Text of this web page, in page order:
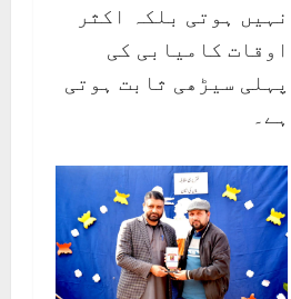
نہیں ہوتی بلکہ اکثر
اوقات کامیابی کی
پہلی سیڑھی ثابت ہوتی
ہے۔